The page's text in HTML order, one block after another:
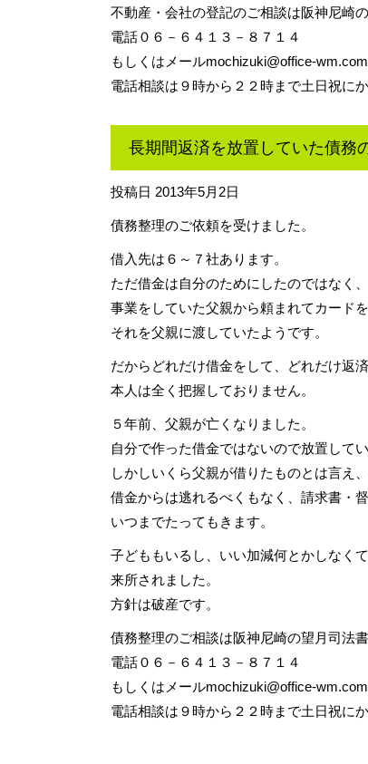
不動産・会社の登記のご相談は阪神尼崎
電話０６－６４１３－８７１４
もしくはメールmochizuki@office-wm.com
電話相談は９時から２２時まで土日祝に
長期間返済を放置していた債務
投稿日 2013年5月2日
債務整理のご依頼を受けました。
借入先は６～７社あります。
ただ借金は自分のためにしたのではなく、
事業をしていた父親から頼まれてカードを
それを父親に渡していたようです。
だからどれだけ借金をして、どれだけ返
本人は全く把握しておりません。
５年前、父親が亡くなりました。
自分で作った借金ではないので放置してい
しかしいくら父親が借りたものとは言え、
借金からは逃れるべくもなく、請求書・
いつまでたってもきます。
子どももいるし、いい加減何とかしなく
来所されました。
方針は破産です。
債務整理のご相談は阪神尼崎の望月司法
電話０６－６４１３－８７１４
もしくはメールmochizuki@office-wm.com
電話相談は９時から２２時まで土日祝に